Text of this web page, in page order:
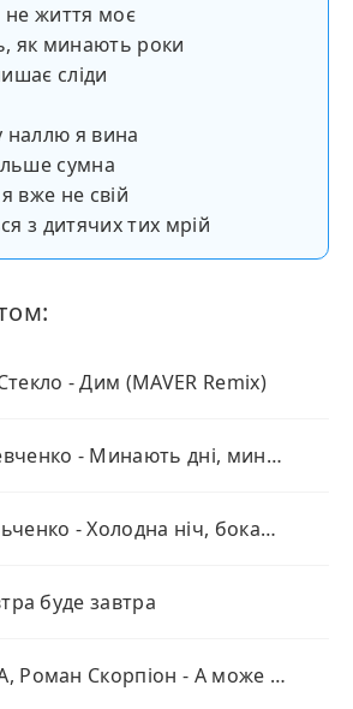
не життя моє
як минають роки
сліди
наллю я вина
сумна
вже не свій
з дитячих тих мрій
- Дим (MAVER Remix)
Тарас Шевченко - Минають дні, минають ночі
Поля Кальченко - Холодна ніч, бокал з просеко
буде завтра
YAROMIYA, Роман Скорпіон - А може (KARMV REMIX)